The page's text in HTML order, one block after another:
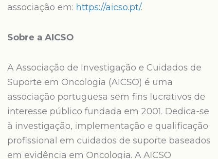
associação em: https://aicso.pt/.
Sobre a AICSO
A Associação de Investigação e Cuidados de
Suporte em Oncologia (AICSO) é uma
associação portuguesa sem fins lucrativos de
interesse público fundada em 2001. Dedica-se
à investigação, implementação e qualificação
profissional em cuidados de suporte baseados
em evidência em Oncologia. A AICSO